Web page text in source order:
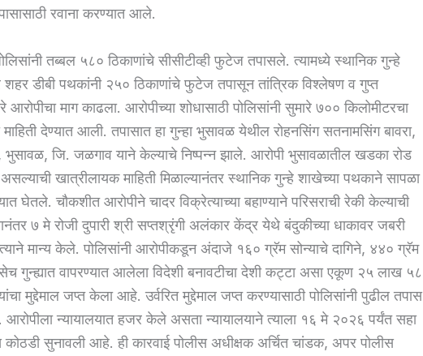
रवाना करण्यात आले.
तब्बल ५८० ठिकाणांचे सीसीटीव्ही फुटेज तपासले. त्यामध्ये स्थानिक गुन्हे
डीबी पथकांनी २५० ठिकाणांचे फुटेज तपासून तांत्रिक विश्लेषण व गुप्त
आरोपीचा माग काढला. आरोपीच्या शोधासाठी पोलिसांनी सुमारे ७०० किलोमीटरचा
देण्यात आली. तपासात हा गुन्हा भुसावळ येथील रोहनसिंग सतनामसिंग बावरा,
भुसावळ, जि. जळगाव याने केल्याचे निष्पन्न झाले. आरोपी भुसावळातील खडका रोड
खात्रीलायक माहिती मिळाल्यानंतर स्थानिक गुन्हे शाखेच्या पथकाने सापळा
घेतले. चौकशीत आरोपीने चादर विक्रेत्याच्या बहाण्याने परिसराची रेकी केल्याची
७ मे रोजी दुपारी श्री सप्तश्रृंगी अलंकार केंद्र येथे बंदुकीच्या धाकावर जबरी
त्याने मान्य केले. पोलिसांनी आरोपीकडून अंदाजे १६० ग्रॅम सोन्याचे दागिने, ४४० ग्रॅम
गुन्ह्यात वापरण्यात आलेला विदेशी बनावटीचा देशी कट्टा असा एकूण २५ लाख ५८
मुद्देमाल जप्त केला आहे. उर्वरित मुद्देमाल जप्त करण्यासाठी पोलिसांनी पुढील तपास
न्यायालयात हजर केले असता न्यायालयाने त्याला १६ मे २०२६ पर्यंत सहा
कोठडी सुनावली आहे. ही कारवाई पोलीस अधीक्षक अर्चित चांडक, अपर पोलीस